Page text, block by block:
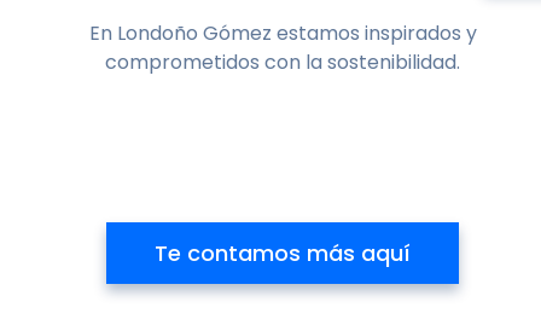
En Londoño Gómez estamos inspirados y
comprometidos con la sostenibilidad.
Te contamos más aquí